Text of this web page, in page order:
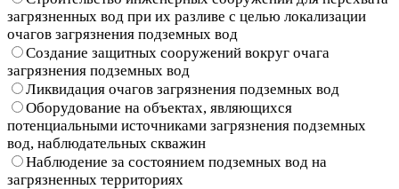
загрязненных вод при их разливе с целью локализации
очагов загрязнения подземных вод
Создание защитных сооружений вокруг очага
загрязнения подземных вод
Ликвидация очагов загрязнения подземных вод
Оборудование на объектах, являющихся
потенциальными источниками загрязнения подземных
вод, наблюдательных скважин
Наблюдение за состоянием подземных вод на
загрязненных территориях